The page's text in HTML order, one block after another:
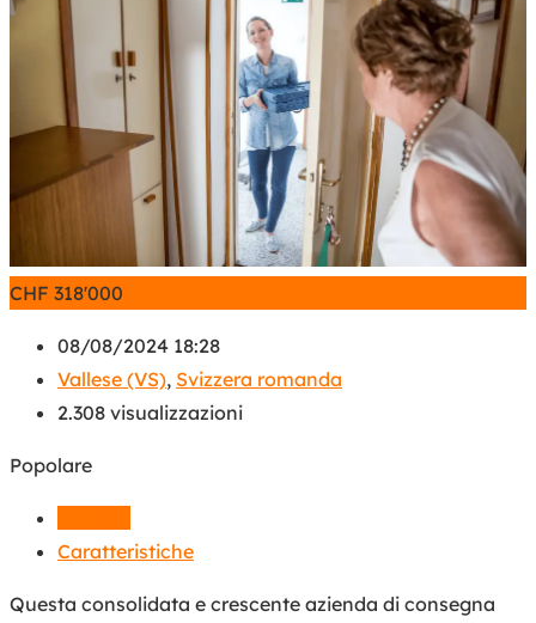
CHF 318'000
08/08/2024 18:28
Vallese (VS), Svizzera romanda
2.308 visualizzazioni
Popolare
Caratteristiche
Questa consolidata e crescente azienda di consegna